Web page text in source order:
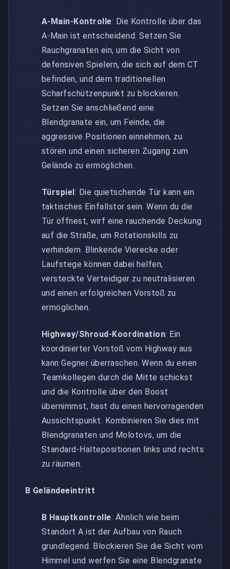
A-Main-Kontrolle: Die Kontrolle über das
A-Main ist entscheidend. Setzen Sie
Rauchgranaten ein, um die Sicht von
defensiven Spielern, die sich auf dem CT
befinden, und dem traditionellen
Scharfschützenpunkt zu blockieren.
Setzen Sie anschließend eine
Blendgranate ein, um Feinde, die
aggressive Positionen einnehmen, zu
stören und einen sicheren Zugang zum
Gelände zu ermöglichen.
Türspiel: Die quietschende Tür kann ein
taktisches Einfallstor sein. Wenn du die
Tür öffnest, wirf eine rauchende Deckung
auf die Straße, um Rotationskills zu
verhindern. Blinkende Vierecke oder
Laufstege können dabei helfen,
versteckte Verteidiger zu neutralisieren
und einen erfolgreichen Vorstoß zu
ermöglichen.
Highway/Shroud-Koordination: Ein
koordinierter Vorstoß vom Highway aus
kann Gegner überraschen. Wenn du einen
Teamkollegen durch die Mitte schickst
und die Kontrolle über den Boost
übernimmst, hast du einen hervorragenden
Aussichtspunkt. Kombinieren Sie dies mit
Blendgranaten und Molotovs, um die
Standard-Haltepositionen links und rechts
zu räumen.
B Geländeeintritt
B Hauptkontrolle: Ähnlich wie beim
Standort A ist der Aufbau von Rauch
grundlegend. Blockieren Sie die Sicht vom
Himmel und werfen Sie eine Blendgranate